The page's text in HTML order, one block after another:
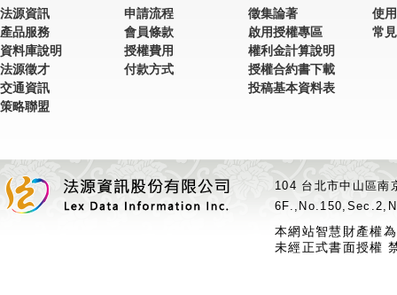
法源資訊
產品服務
資料庫說明
法源徵才
交通資訊
策略聯盟
申請流程
會員條款
授權費用
付款方式
徵集論著
啟用授權專區
權利金計算說明
授權合約書下載
投稿基本資料表
使
常
104 台北市中山區
本網站智慧財產權
未經正式書面授權